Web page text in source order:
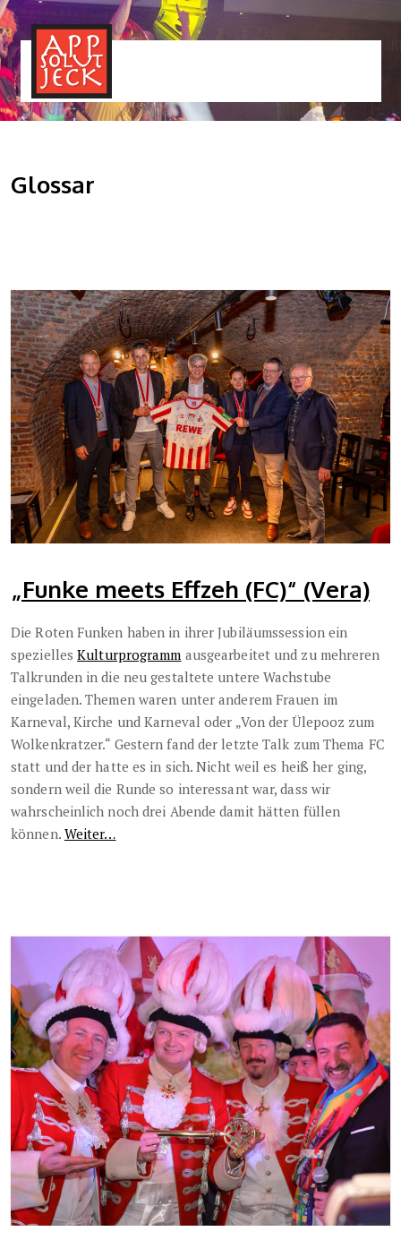
Glossar
„Funke meets Effzeh (FC)“ (Vera)
Die Roten Funken haben in ihrer Jubiläumssession ein
speziellesKulturprogramm ausgearbeitet und zu mehreren
Talkrunden in die neu gestaltete untere Wachstube
eingeladen. Themen waren unter anderem Frauen im
Karneval, Kirche und Karneval oder „Von der Ülepooz zum
Wolkenkratzer.“ Gestern fand der letzte Talk zum Thema FC
statt und der hatte es in sich. Nicht weil es heiß her ging,
sondern weil die Runde so interessant war, dass wir
wahrscheinlich noch drei Abende damit hätten füllen
können. Weiter…